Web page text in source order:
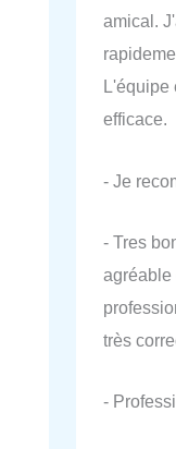
amical.
L'équipe
efficace.
- Je
- Tres
agréable
très
-